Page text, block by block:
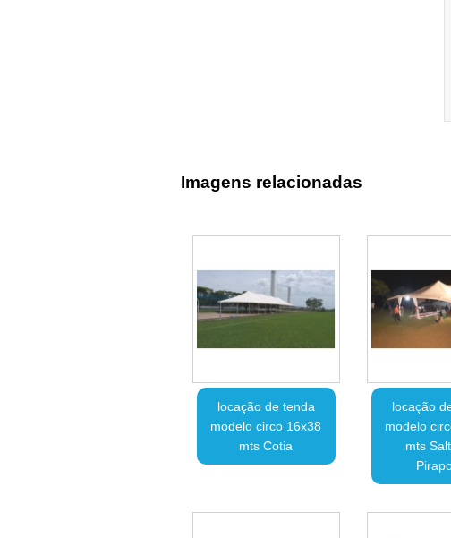
Imagens relacionadas
locação de tenda
modelo circo 16x38
mts Cotia
locação
modelo
mts